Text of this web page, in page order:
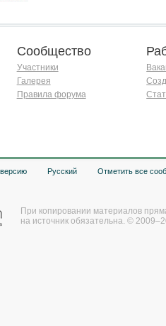
Сообщество
Участники
Галерея
Правила форума
Русский Отметить все
При копировании материалов
на источник обязательна. ©